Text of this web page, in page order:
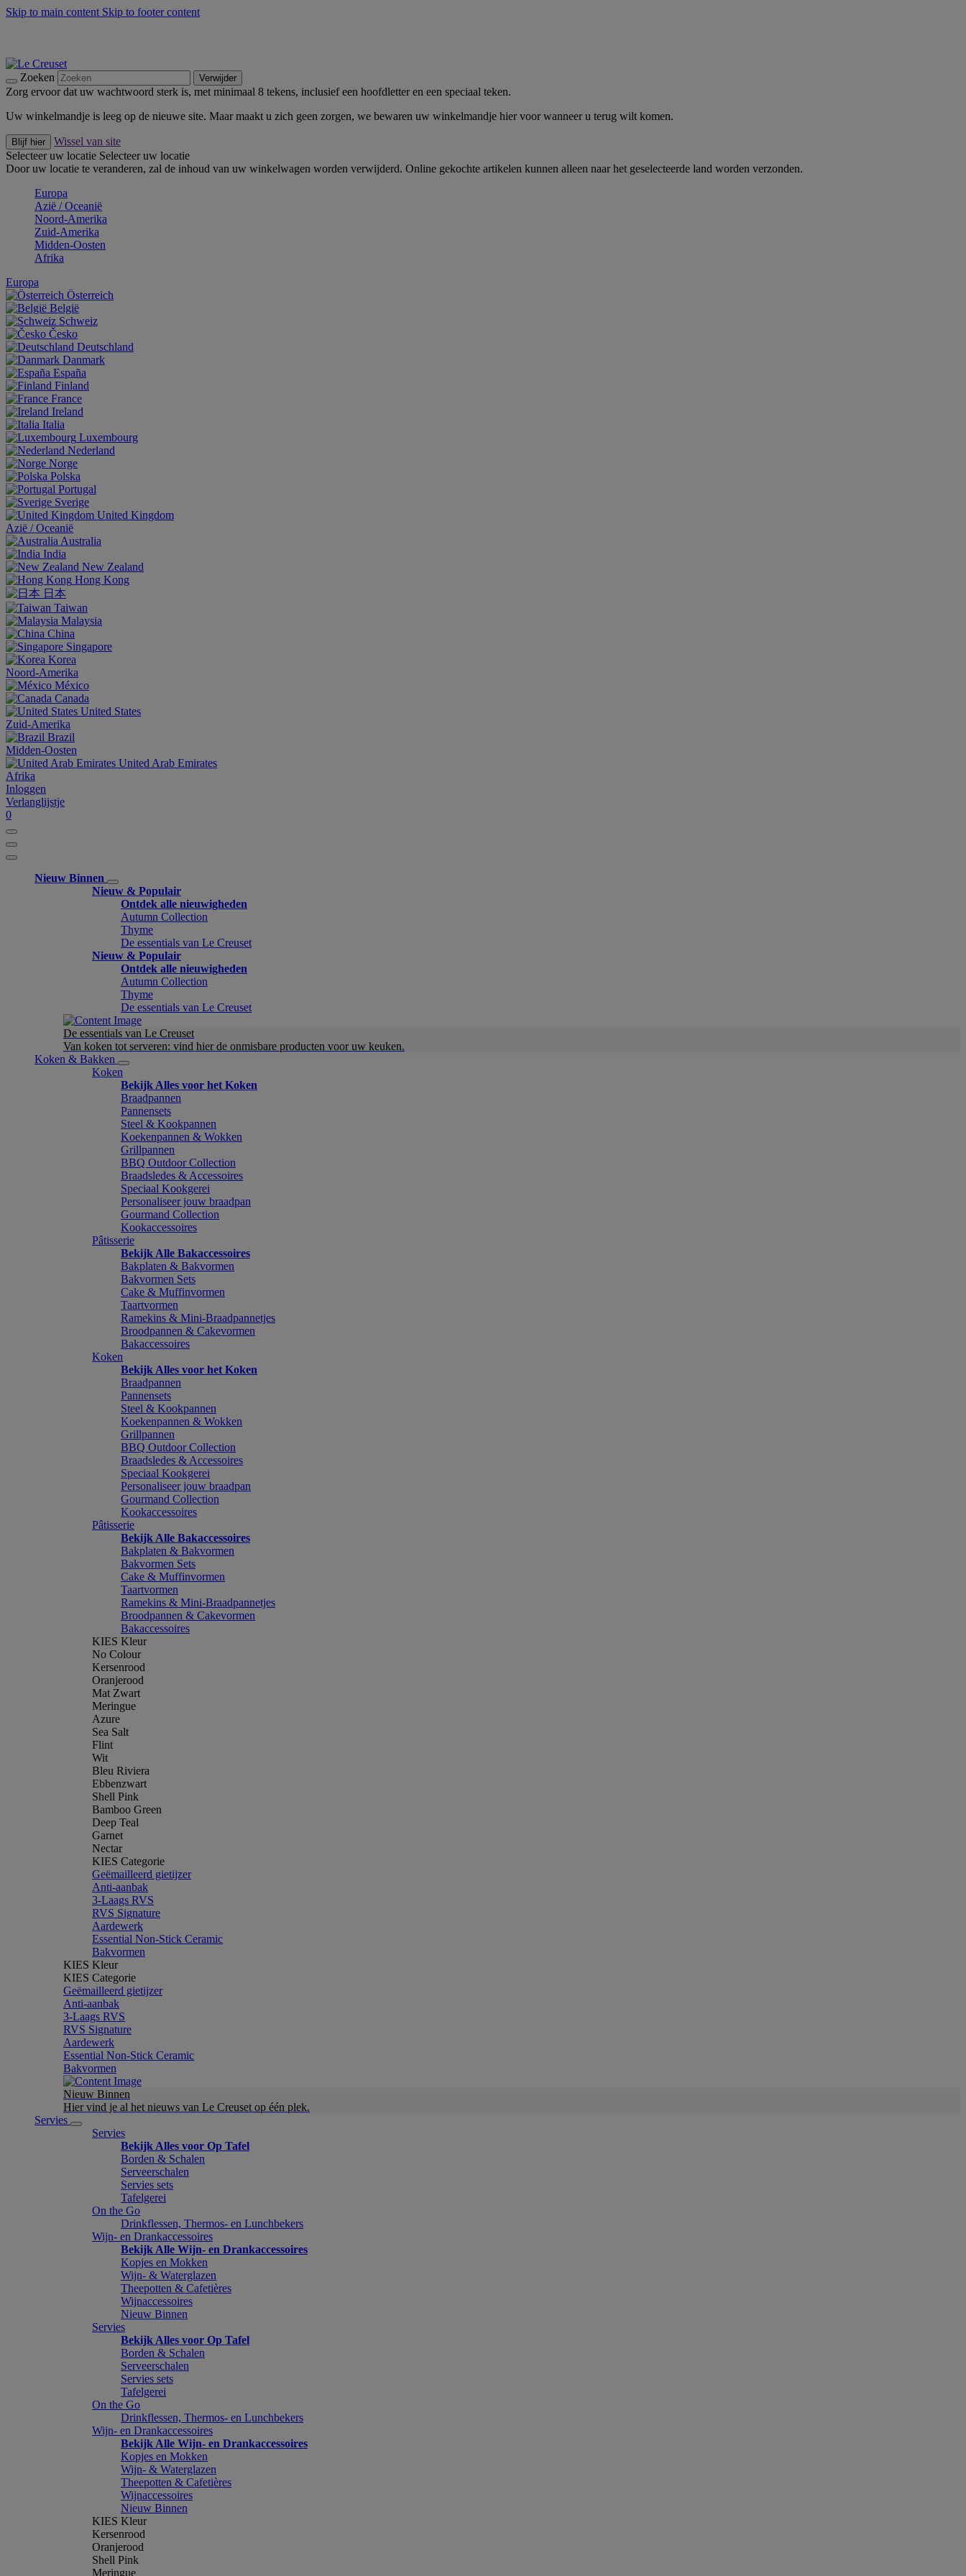
Skip to main content Skip to footer content
Zoeken Verwijder
Zorg ervoor dat uw wachtwoord sterk is, met minimaal 8 tekens, inclusief een hoofdletter en een speciaal teken.
Uw winkelmandje is leeg op de nieuwe site. Maar maakt u zich geen zorgen, we bewaren uw winkelmandje hier voor wanneer u terug wilt komen.
Blijf hier
Wissel van site
Selecteer uw locatie Selecteer uw locatie
Door uw locatie te veranderen, zal de inhoud van uw winkelwagen worden verwijderd. Online gekochte artikelen kunnen alleen naar het geselecteerde land worden verzonden.
Europa
Aziё / Oceaniё
Noord-Amerika
Zuid-Amerika
Midden-Oosten
Afrika
Europa
Österreich
België
Schweiz
Česko
Deutschland
Danmark
España
Finland
France
Ireland
Italia
Luxembourg
Nederland
Norge
Polska
Portugal
Sverige
United Kingdom
Aziё / Oceaniё
Australia
India
New Zealand
Hong Kong
日本
Taiwan
Malaysia
China
Singapore
Korea
Noord-Amerika
México
Canada
United States
Zuid-Amerika
Brazil
Midden-Oosten
United Arab Emirates
Afrika
Inloggen
Verlanglijstje
0
Nieuw Binnen
Nieuw & Populair
Ontdek alle nieuwigheden
Autumn Collection
Thyme
De essentials van Le Creuset
Nieuw & Populair
Ontdek alle nieuwigheden
Autumn Collection
Thyme
De essentials van Le Creuset
De essentials van Le Creuset
Van koken tot serveren: vind hier de onmisbare producten voor uw keuken.
Koken & Bakken
Koken
Bekijk Alles voor het Koken
Braadpannen
Pannensets
Steel & Kookpannen
Koekenpannen & Wokken
Grillpannen
BBQ Outdoor Collection
Braadsledes & Accessoires
Speciaal Kookgerei
Personaliseer jouw braadpan
Gourmand Collection
Kookaccessoires
Pâtisserie
Bekijk Alle Bakaccessoires
Bakplaten & Bakvormen
Bakvormen Sets
Cake & Muffinvormen
Taartvormen
Ramekins & Mini-Braadpannetjes
Broodpannen & Cakevormen
Bakaccessoires
Koken
Bekijk Alles voor het Koken
Braadpannen
Pannensets
Steel & Kookpannen
Koekenpannen & Wokken
Grillpannen
BBQ Outdoor Collection
Braadsledes & Accessoires
Speciaal Kookgerei
Personaliseer jouw braadpan
Gourmand Collection
Kookaccessoires
Pâtisserie
Bekijk Alle Bakaccessoires
Bakplaten & Bakvormen
Bakvormen Sets
Cake & Muffinvormen
Taartvormen
Ramekins & Mini-Braadpannetjes
Broodpannen & Cakevormen
Bakaccessoires
KIES Kleur
No Colour
Kersenrood
Oranjerood
Mat Zwart
Meringue
Azure
Sea Salt
Flint
Wit
Bleu Riviera
Ebbenzwart
Shell Pink
Bamboo Green
Deep Teal
Garnet
Nectar
KIES Categorie
Geëmailleerd gietijzer
Anti-aanbak
3-Laags RVS
RVS Signature
Aardewerk
Essential Non-Stick Ceramic
Bakvormen
KIES Kleur
KIES Categorie
Geëmailleerd gietijzer
Anti-aanbak
3-Laags RVS
RVS Signature
Aardewerk
Essential Non-Stick Ceramic
Bakvormen
Nieuw Binnen
Hier vind je al het nieuws van Le Creuset op één plek.
Servies
Servies
Bekijk Alles voor Op Tafel
Borden & Schalen
Serveerschalen
Servies sets
Tafelgerei
On the Go
Drinkflessen, Thermos- en Lunchbekers
Wijn- en Drankaccessoires
Bekijk Alle Wijn- en Drankaccessoires
Kopjes en Mokken
Wijn- & Waterglazen
Theepotten & Cafetières
Wijnaccessoires
Nieuw Binnen
Servies
Bekijk Alles voor Op Tafel
Borden & Schalen
Serveerschalen
Servies sets
Tafelgerei
On the Go
Drinkflessen, Thermos- en Lunchbekers
Wijn- en Drankaccessoires
Bekijk Alle Wijn- en Drankaccessoires
Kopjes en Mokken
Wijn- & Waterglazen
Theepotten & Cafetières
Wijnaccessoires
Nieuw Binnen
KIES Kleur
Kersenrood
Oranjerood
Shell Pink
Meringue